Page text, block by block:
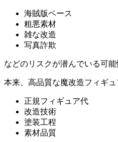
海賊版ベース
粗悪素材
雑な改造
写真詐欺
などのリスクが潜んでいる可能
本来、高品質な魔改造フィギュ
正規フィギュア代
改造技術
塗装工程
素材品質